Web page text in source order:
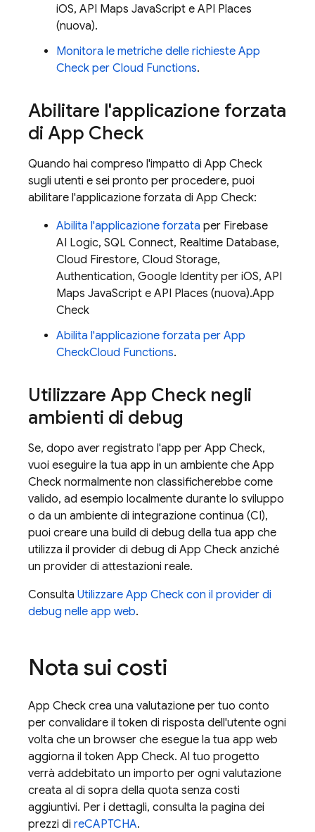
iOS, API Maps JavaScript e API Places
(nuova).
Monitora le metriche delle richieste App
Check per Cloud Functions.
Abilitare l'applicazione forzata
di App Check
Quando hai compreso l'impatto di App Check
sugli utenti e sei pronto per procedere, puoi
abilitare l'applicazione forzata di App Check:
Abilita l'applicazione forzata per Firebase
AI Logic, SQL Connect, Realtime Database,
Cloud Firestore, Cloud Storage,
Authentication, Google Identity per iOS, API
Maps JavaScript e API Places (nuova).App
Check
Abilita l'applicazione forzata per App
CheckCloud Functions.
Utilizzare App Check negli
ambienti di debug
Se, dopo aver registrato l'app per App Check,
vuoi eseguire la tua app in un ambiente che App
Check normalmente non classificherebbe come
valido, ad esempio localmente durante lo sviluppo
o da un ambiente di integrazione continua (CI),
puoi creare una build di debug della tua app che
utilizza il provider di debug di App Check anziché
un provider di attestazioni reale.
Consulta Utilizzare App Check con il provider di
debug nelle app web.
Nota sui costi
App Check crea una valutazione per tuo conto
per convalidare il token di risposta dell'utente ogni
volta che un browser che esegue la tua app web
aggiorna il token App Check. Al tuo progetto
verrà addebitato un importo per ogni valutazione
creata al di sopra della quota senza costi
aggiuntivi. Per i dettagli, consulta la pagina dei
prezzi di reCAPTCHA.